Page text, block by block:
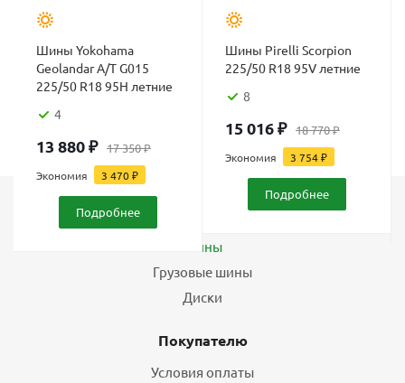
Шины Yokohama
Geolandar A/T G015
225/50 R18 95H летние
4
13 880₽ 17 350₽
Экономия 3 470₽
Подробнее
Шины Pirelli Scorpion
225/50 R18 95V летние
8
15 016₽ 18 770₽
Экономия 3 754₽
Подробнее
Шины
Грузовые шины
Диски
Покупателю
Условия оплаты